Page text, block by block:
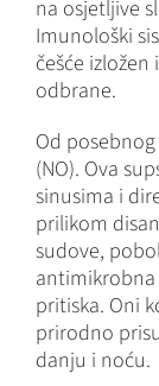
na osjetljive
Imunološki
češće
odbrane.
Od
(NO). Ova
sinusima i
prilikom
sudove,
antimikrobna
pritiska. Oni
prirodno
danju i noću.